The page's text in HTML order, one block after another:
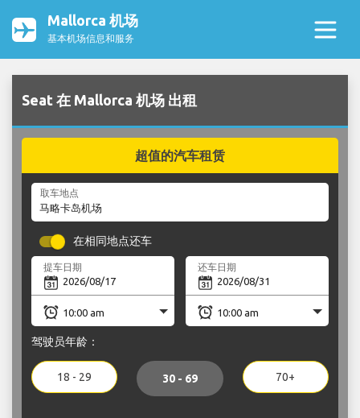
Mallorca 机场
基本机场信息和服务
Seat 在 Mallorca 机场 出租
超值的汽车租赁
取车地点
在相同地点还车
提车日期 还车日期
驾驶员年龄：
18 - 29 30 - 69 70+